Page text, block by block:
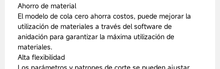
Ahorro de material
El modelo de cola cero ahorra costos, puede mejorar la
utilización de materiales a través del software de
anidación para garantizar la máxima utilización de
materiales.
Alta flexibilidad
Los parámetros y patrones de corte se pueden ajustar